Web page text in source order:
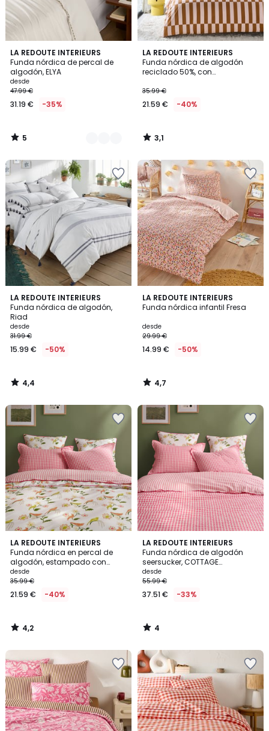
LA REDOUTE INTERIEURS
Funda nórdica de percal de
algodón, ELYA
desde
47.99 €
31.19 € -35%
5
/
5
3
Colores
5
/
LA REDOUTE INTERIEURS
Funda nórdica de algodón
reciclado 50%, con
35.99 €
21.59 € -40%
3,1
/
5
3,1
/
LA REDOUTE INTERIEURS
Funda nórdica de algodón,
Riad
desde
31.99 €
15.99 € -50%
4,4
/ 5
4,4
/
LA REDOUTE INTERIEURS
Funda nórdica infantil Fresa
desde
29.99 €
14.99 € -50%
4,7
/ 5
4,7
/
LA REDOUTE INTERIEURS
Funda nórdica en percal de
algodón, estampado con
pájaros y flores, NORA
desde
35.99 €
21.59 € -40%
4,2
/ 5
4,2
/
LA REDOUTE INTERIEURS
Funda nórdica de algodón
seersucker, COTTAGE
FRAMBOISE
desde
55.99 €
37.51 € -33%
4
/
5
4
/